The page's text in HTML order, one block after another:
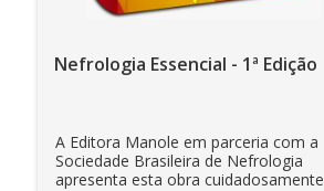
Nefrologia Essencial - 1ª Edição
A Editora Manole em parceria com a
Sociedade Brasileira de Nefrologia
apresenta esta obra cuidadosamente